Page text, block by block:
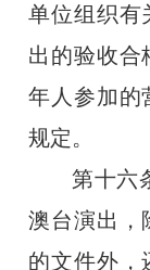
单位组织有
出的验收合
年人参加的
规定。
第十六
澳台演出，
的文件外，